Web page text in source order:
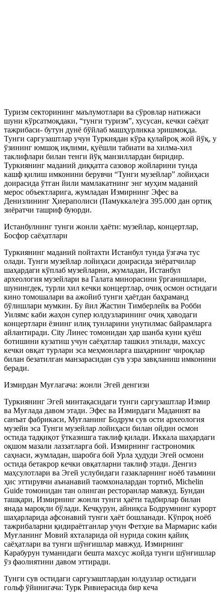
Туризм секторининг маълумотлари ва сўровлар натижаси
шуни кўрсатмоқдаки, “тунги туризм”, хусусан, кечки саёҳат
тажрибаси- бутун дунё бўйлаб машҳурликка эришмоқда.
Тунги саргузаштлар учун Туркиядан кўра қулайроқ жой йўқ, у
ўзининг юмшоқ иқлими, қуёшли табиати ва хилма-хил
таклифлари билан тенги йўқ манзиллардан биридир.
Туркиянинг маданий диққатга сазовор жойларини тунда
кашф қилиш имконини берувчи “Тунги музейлар” лойиҳаси
доирасида ўтган йили мамлакатнинг энг муҳим маданий
мерос объектларига, жумладан Измирнинг Эфес ва
Денизлининг Ҳиераполиси (Памуккале)га 395.000 дан ортиқ
зиёратчи ташриф буюрди.
Истанбулнинг тунги жонли ҳаёти: музейлар, концертлар,
Босфор саёҳатлари
Туркиянинг маданий пойтахти Истанбул тунда ўзгача тус
олади. Тунги музейлар лойиҳаси доирасида зиёратчилар
шаҳардаги кўплаб музейларни, жумладан, Истанбул
археология музейлари ва Галата минорасини ўрганишлари,
шунингдек, турли хил кечки концертлар, очиқ осмон остидаги
кино томошалари ва ажойиб тунги ҳаётдан баҳраманд
бўлишлари мумкин. Бу йил Жастин Тимберлейк ва Робби
Уилямс каби жаҳон супер юлдузларининг очиқ ҳаводаги
концертлари ёзнинг илиқ тунларини унутилмас байрамларга
айлантиради. City Линес томонидан ҳар шанба куни қуёш
ботишини кузатиш учун саёҳатлар ташкил этилади, махсус
кечки овқат турлари эса меҳмонларга шаҳарнинг чироқлар
билан безатилган манзарасидан сув узра завқланиш имконини
беради.
Измирдан Муғлагача: жонли Эгей денгизи
Туркиянинг Эгей минтақасидаги тунги саргузаштлар Измир
ва Муғлада давом этади. Эфес ва Измирдаги Маданият ва
санъат фабрикаси, Муғланинг Бодрум сув ости археология
музейи эса Тунги музейлар лойиҳаси билан ойдин осмон
остида тадқиқот ўтказишга таклиф қилади. Иккала шаҳардаги
оқшом мазали лаззатларга бой. Измирнинг гастрономик
саҳнаси, жумладан, шаробга бой Урла ҳудуди Эгей осмони
остида бетакрор кечки овқатларни таклиф этади. Денгиз
маҳсулотлари ва Эгей услубидаги газакларнинг ноёб таъмини
ҳис эттирувчи аънанавий таомхоналардан тортиб, Michelin
Guide томонидан тан олинган ресторанлар мавжуд. Бундан
ташқари, Измирнинг жонли тунги ҳаёти тадбирлар билан
янада мароқли бўлади. Кечқурун, айниқса Бодрумнинг курорт
шаҳарларида афсонавий тунги ҳаёт бошланади. Кўпроқ ноёб
тажрибаларни қидираётганлар учун Фетҳие ва Мармарис каби
Муғланинг Мовий яхталарида ой нурида сокин қайиқ
саёҳатлари ва тунги шўнғишлар мавжуд. Измирнинг
Карабурун туманидаги бешта махсус жойда тунги шўнғишлар
ўз фаолиятини давом эттиради.
Тунги сув остидаги саргузаштлардан юлдузлар остидаги
гольф ўйинигача: Турк Ривиерасида бир кеча